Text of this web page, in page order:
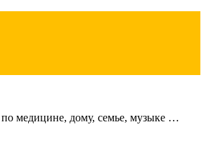
медицине, дому, семье, музыке …